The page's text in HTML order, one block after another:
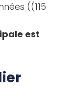
((115
est